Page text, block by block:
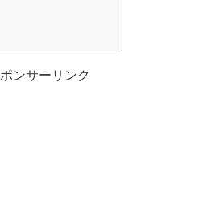
ンサーリンク